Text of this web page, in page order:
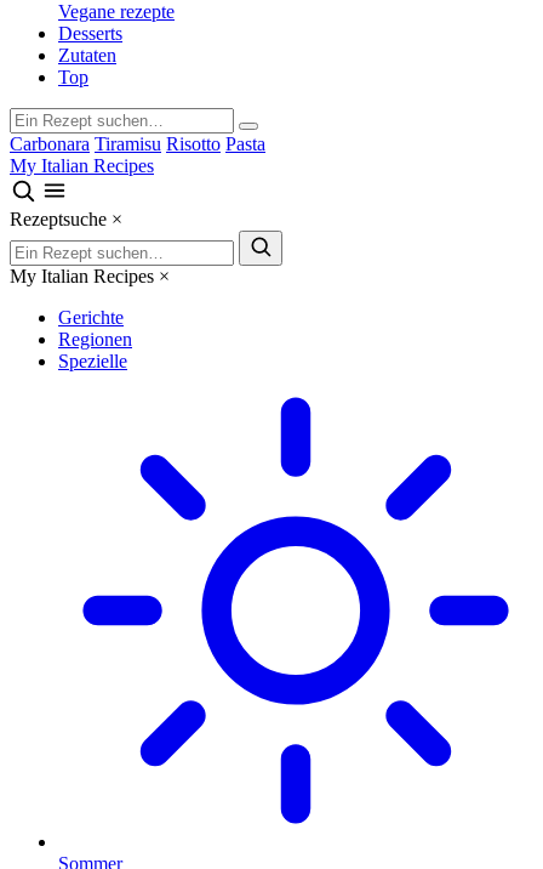
Vegane rezepte
Desserts
Zutaten
Top
Carbonara Tiramisu Risotto Pasta
My Italian Recipes
Rezeptsuche ×
My Italian Recipes ×
Gerichte
Regionen
Spezielle
Sommer